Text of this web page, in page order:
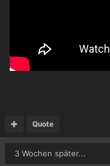
Quote
3 Wochen später...